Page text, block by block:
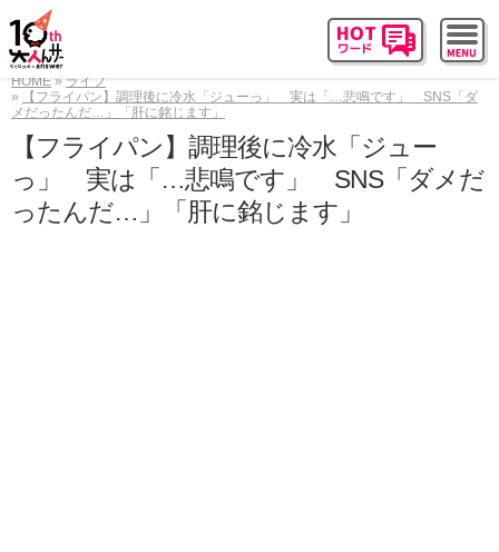
HOME
ライフ
【フライパン】調理後に冷水「ジューっ」 実は「…悲鳴です」 SNS「ダ
メだったんだ…」「肝に銘じます」
【フライパン】調理後に冷水「ジュー
っ」 実は「…悲鳴です」 SNS「ダメだ
ったんだ…」「肝に銘じます」